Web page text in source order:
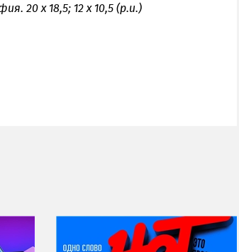
20 х 18,5; 12 х 10,5 (р.и.)
НИ ДНЯ БЕЗ ДАТЫ...
06 августа